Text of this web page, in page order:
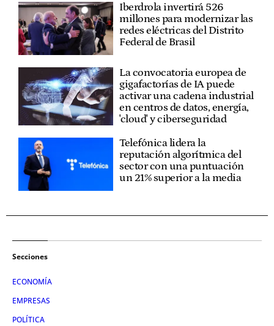
Iberdrola invertirá 526
millones para modernizar las
redes eléctricas del Distrito
Federal de Brasil
La convocatoria europea de
gigafactorías de IA puede
activar una cadena industrial
en centros de datos, energía,
'cloud' y ciberseguridad
Telefónica lidera la
reputación algorítmica del
sector con una puntuación
un 21% superior a la media
Secciones
ECONOMÍA
EMPRESAS
POLÍTICA